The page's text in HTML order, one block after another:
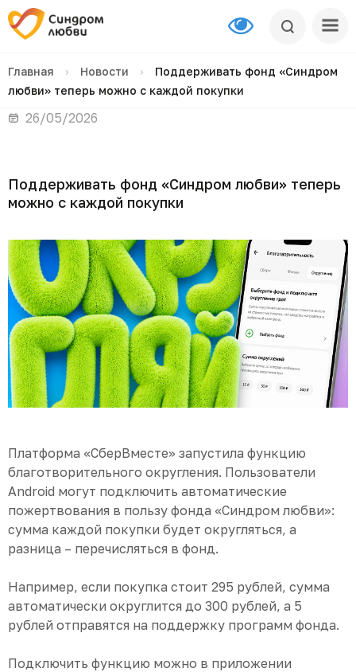
Главная › Новости ›
Поддерживать фонд «Синдром
любви» теперь можно с каждой покупки
26/05/2026
Поддерживать фонд «Синдром любви» теперь
можно с каждой покупки
Платформа «СберВместе» запустила функцию
благотворительного округления. Пользователи
Android могут подключить автоматические
пожертвования в пользу фонда «Синдром любви»:
сумма каждой покупки будет округляться, а
разница – перечисляться в фонд.
Например, если покупка стоит 295 рублей, сумма
автоматически округлится до 300 рублей, а 5
рублей отправятся на поддержку программ фонда.
Подключить функцию можно в приложении